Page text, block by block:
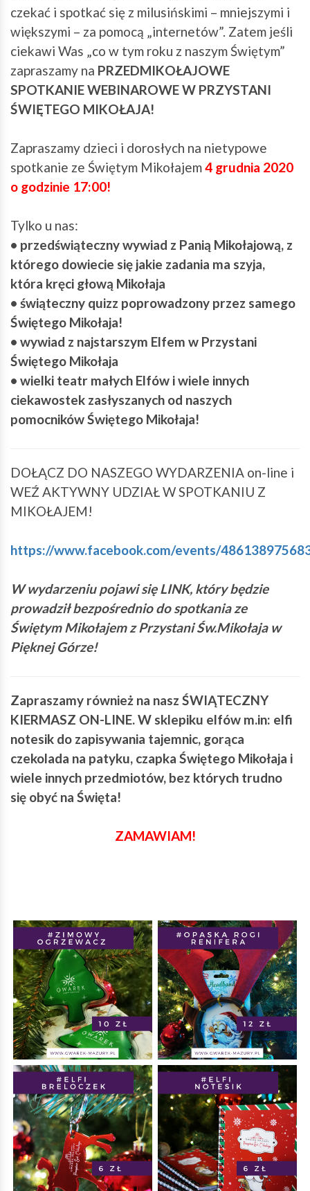
czekać i spotkać się z milusińskimi – mniejszymi i
większymi – za pomocą „internetów”. Zatem jeśli
ciekawi Was „co w tym roku z naszym Świętym”
zapraszamy na PRZEDMIKOŁAJOWE
SPOTKANIE WEBINAROWE W PRZYSTANI
ŚWIĘTEGO MIKOŁAJA!
Zapraszamy dzieci i dorosłych na nietypowe
spotkanie ze Świętym Mikołajem4 grudnia 2020
o godzinie 17:00!
Tylko u nas:
• przedświąteczny wywiad z Panią Mikołajową, z
którego dowiecie się jakie zadania ma szyja,
która kręci głową Mikołaja
• świąteczny quizz poprowadzony przez samego
Świętego Mikołaja!
• wywiad z najstarszym Elfem w Przystani
Świętego Mikołaja
• wielki teatr małych Elfów i wiele innych
ciekawostek zasłyszanych od naszych
pomocników Świętego Mikołaja!
DOŁĄCZ DO NASZEGO WYDARZENIA on-line i
WEŹ AKTYWNY UDZIAŁ W SPOTKANIU Z
MIKOŁAJEM!
https://www.facebook.com/events/
W wydarzeniu pojawi się LINK, który będzie
prowadził bezpośrednio do spotkania ze
Świętym Mikołajem z Przystani Św.Mikołaja w
Pięknej Górze!
Zapraszamy również na nasz ŚWIĄTECZNY
KIERMASZ ON-LINE. W sklepiku elfów m.in: elfi
notesik do zapisywania tajemnic, gorąca
czekolada na patyku, czapka Świętego Mikołaja i
wiele innych przedmiotów, bez których trudno
się obyć na Święta!
ZAMAWIAM!